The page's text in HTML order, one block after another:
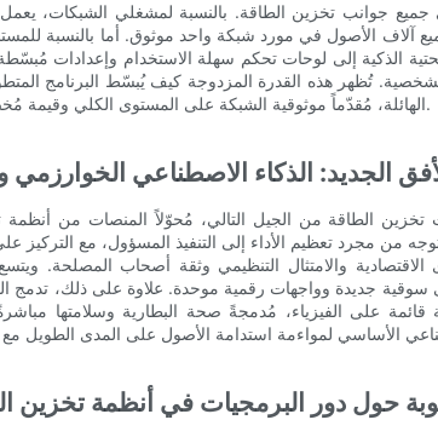
جوانب تخزين الطاقة. بالنسبة لمشغلي الشبكات،
آلاف الأصول في مورد شبكة واحد موثوق. أما بالنسبة
الذكية إلى لوحات تحكم سهلة الاستخدام وإعدادات
تُظهر هذه القدرة المزدوجة كيف يُبسّط البرنامج
الهائلة، مُقدّماً موثوقية الشبكة على المستوى الكلي وقيمة مُخصصة لكل مستخدم.
الجديد: الذكاء الاصطناعي
تخزين الطاقة من الجيل التالي، مُحوّلاً المنصات من
من مجرد تعظيم الأداء إلى التنفيذ المسؤول، مع التركيز
والامتثال التنظيمي وثقة أصحاب المصلحة.
جديدة وواجهات رقمية موحدة. علاوة على ذلك، تدمج
على الفيزياء، مُدمجةً صحة البطارية وسلامتها
حول دور البرمجيات في أنظمة تخزين